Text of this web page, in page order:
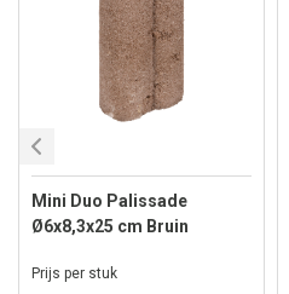
Mini Duo Palissade
Ø6x8,3x25 cm Bruin
Prijs per stuk